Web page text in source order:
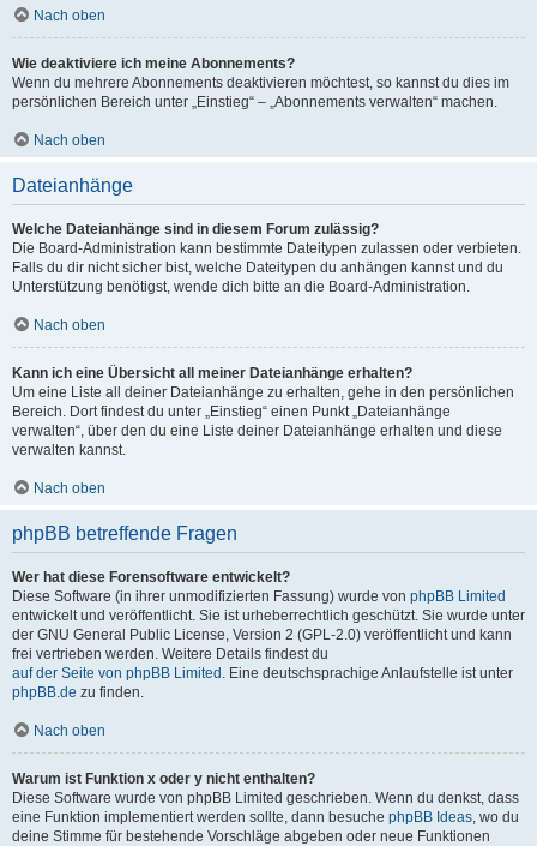
Nach oben
Wie deaktiviere ich meine Abonnements?
Wenn du mehrere Abonnements deaktivieren möchtest, so kannst du dies im
persönlichen Bereich unter „Einstieg“ – „Abonnements verwalten“ machen.
Nach oben
Dateianhänge
Welche Dateianhänge sind in diesem Forum zulässig?
Die Board-Administration kann bestimmte Dateitypen zulassen oder verbieten.
Falls du dir nicht sicher bist, welche Dateitypen du anhängen kannst und du
Unterstützung benötigst, wende dich bitte an die Board-Administration.
Nach oben
Kann ich eine Übersicht all meiner Dateianhänge erhalten?
Um eine Liste all deiner Dateianhänge zu erhalten, gehe in den persönlichen
Bereich. Dort findest du unter „Einstieg“ einen Punkt „Dateianhänge
verwalten“, über den du eine Liste deiner Dateianhänge erhalten und diese
verwalten kannst.
Nach oben
phpBB betreffende Fragen
Wer hat diese Forensoftware entwickelt?
Diese Software (in ihrer unmodifizierten Fassung) wurde von phpBB Limited
entwickelt und veröffentlicht. Sie ist urheberrechtlich geschützt. Sie wurde unter
der GNU General Public License, Version 2 (GPL-2.0) veröffentlicht und kann
frei vertrieben werden. Weitere Details findest du
auf der Seite von phpBB Limited . Eine deutschsprachige Anlaufstelle ist unter
phpBB.de zu finden.
Nach oben
Warum ist Funktion x oder y nicht enthalten?
Diese Software wurde von phpBB Limited geschrieben. Wenn du denkst, dass
eine Funktion implementiert werden sollte, dann besuche phpBB Ideas, wo du
deine Stimme für bestehende Vorschläge abgeben oder neue Funktionen